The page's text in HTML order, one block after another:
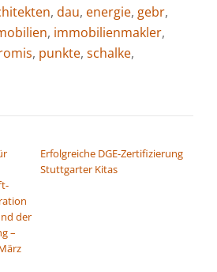
, dau, energie, gebr,
, immobilienmakler,
, punkte, schalke,
der
–
Erfolgreiche DGE-Zertifizierung
Stuttgarter Kitas